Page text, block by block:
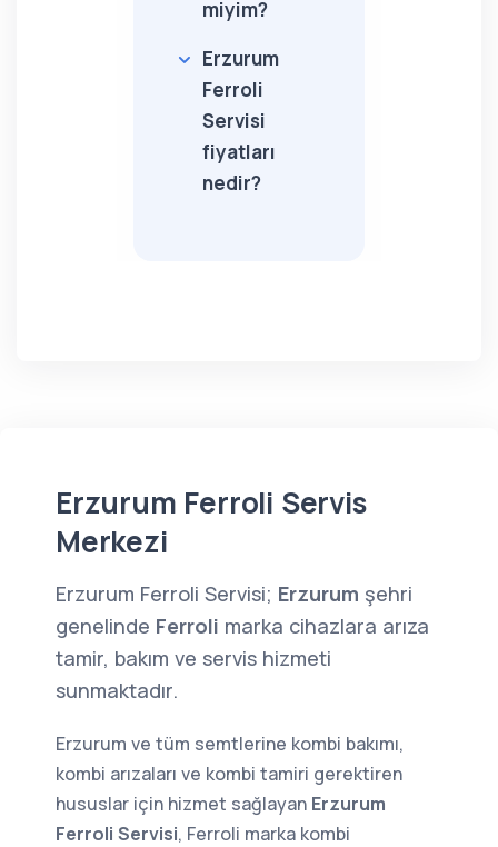
miyim?
Erzurum
Ferroli
Servisi
fiyatları
nedir?
Erzurum Ferroli Servis
Merkezi
Erzurum Ferroli Servisi; Erzurum şehri
genelinde Ferroli marka cihazlara arıza
tamir, bakım ve servis hizmeti
sunmaktadır.
Erzurum ve tüm semtlerine kombi bakımı,
kombi arızaları ve kombi tamiri gerektiren
hususlar için hizmet sağlayan Erzurum
Ferroli Servisi, Ferroli marka kombi